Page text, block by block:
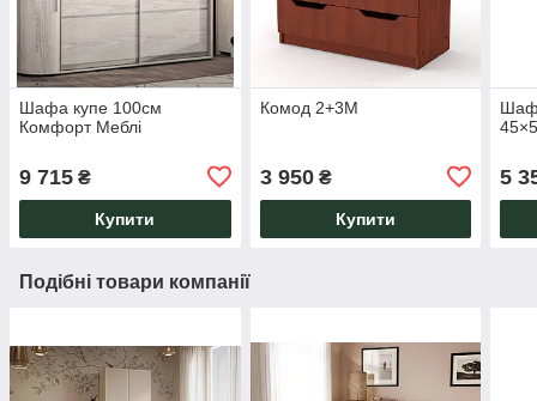
Шафа купе 100см
Комфорт Меблі
9 715 ₴
Купити
Комод 2+3М
3 950₴
Купити
5
Подібні товари компанії